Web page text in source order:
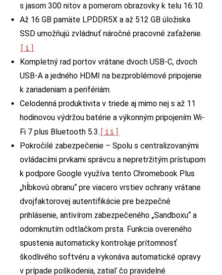
s jasom 300 nitov a pomerom obrazovky k telu 16:10.
Až 16 GB pamäte LPDDR5X a až 512 GB úložiska
SSD umožňujú zvládnuť náročné pracovné zaťaženie.
[i]
Kompletný rad portov vrátane dvoch USB-C, dvoch
USB-A a jedného HDMI na bezproblémové pripojenie
k zariadeniam a perifériám.
Celodenná produktivita v triede aj mimo nej s až 11
hodinovou výdržou batérie a výkonným pripojením Wi-
Fi 7 plus Bluetooth 5.3. [ii]
Pokročilé zabezpečenie – Spolu s centralizovanými
ovládacími prvkami správcu a nepretržitým prístupom
k podpore Google využíva tento Chromebook Plus
„hĺbkovú obranu“ pre viacero vrstiev ochrany vrátane
dvojfaktorovej autentifikácie pre bezpečné
prihlásenie, antivírom zabezpečeného „Sandboxu“ a
odomknutím odtlačkom prsta. Funkcia overeného
spustenia automaticky kontroluje prítomnosť
škodlivého softvéru a vykonáva automatické opravy
v prípade poškodenia, zatiaľ čo pravidelné